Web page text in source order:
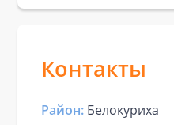
Контакты
Район: Белокуриха